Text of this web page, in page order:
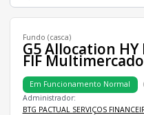
Fundo (casca)
G5 Allocation
FIF Multimercado
Em Funcionamento Normal
Administrador:
BTG PACTUAL SERVIÇOS